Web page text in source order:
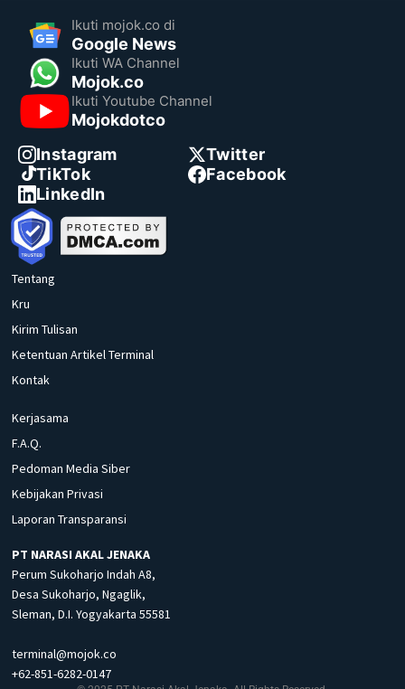
Ikuti mojok.co di
Google News
Ikuti WA Channel
Mojok.co
Ikuti Youtube Channel
Mojokdotco
Instagram
Twitter
TikTok
Facebook
LinkedIn
Tentang
Kru
Kirim Tulisan
Ketentuan Artikel Terminal
Kontak
Kerjasama
F.A.Q.
Pedoman Media Siber
Kebijakan Privasi
Laporan Transparansi
PT NARASI AKAL JENAKA
Perum Sukoharjo Indah A8,
Desa Sukoharjo, Ngaglik,
Sleman, D.I. Yogyakarta 55581
terminal@mojok.co
+62-851-6282-0147